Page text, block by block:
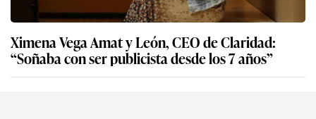
Ximena Vega Amat y León, CEO de Claridad:
“Soñaba con ser publicista desde los 7 años”